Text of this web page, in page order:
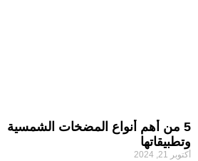
5 من أهم أنواع المضخات الشمسية
وتطبيقاتها
أكتوبر 21, 2024